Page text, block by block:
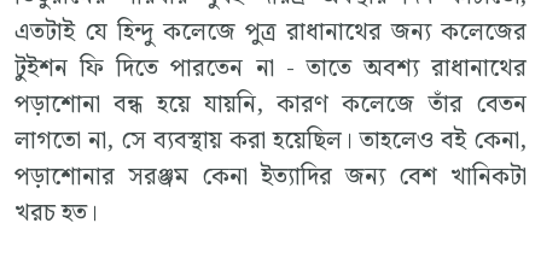
এতটাই যে হিন্দু কলেজে পুত্র রাধানাথের জন্য কলেজের
টুইশন ফি দিতে পারতেন না - তাতে অবশ্য রাধানাথের
পড়াশোনা বন্ধ হয়ে যায়নি, কারণ কলেজে তাঁর বেতন
লাগতো না, সে ব্যবস্থায় করা হয়েছিল। তাহলেও বই কেনা,
পড়াশোনার সরঞ্জম কেনা ইত্যাদির জন্য বেশ খানিকটা
খরচ হত।